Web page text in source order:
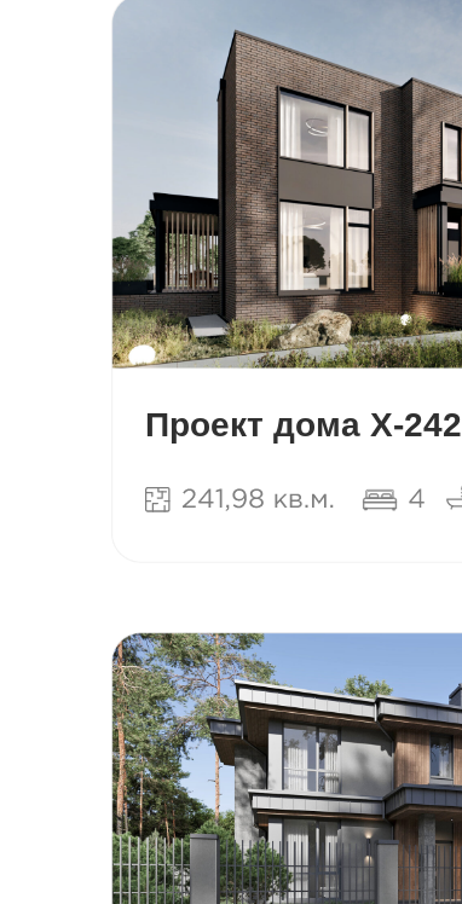
Проект дома Х-242